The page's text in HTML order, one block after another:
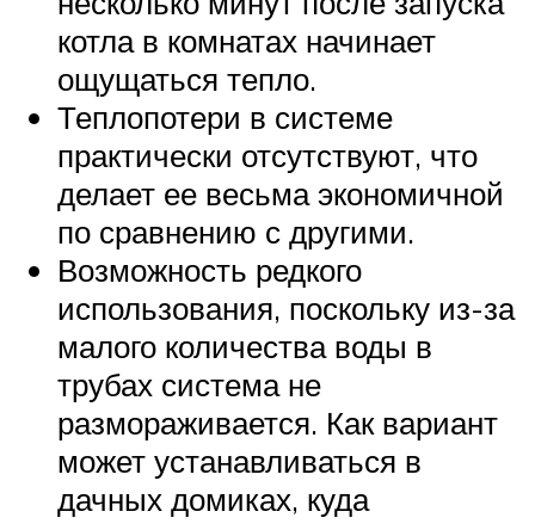
котла в комнатах начинает
ощущаться тепло.
Теплопотери в системе
практически отсутствуют, что
делает ее весьма экономичной
по сравнению с другими.
Возможность редкого
использования, поскольку из-за
малого количества воды в
трубах система не
размораживается. Как вариант
может устанавливаться в
дачных домиках, куда